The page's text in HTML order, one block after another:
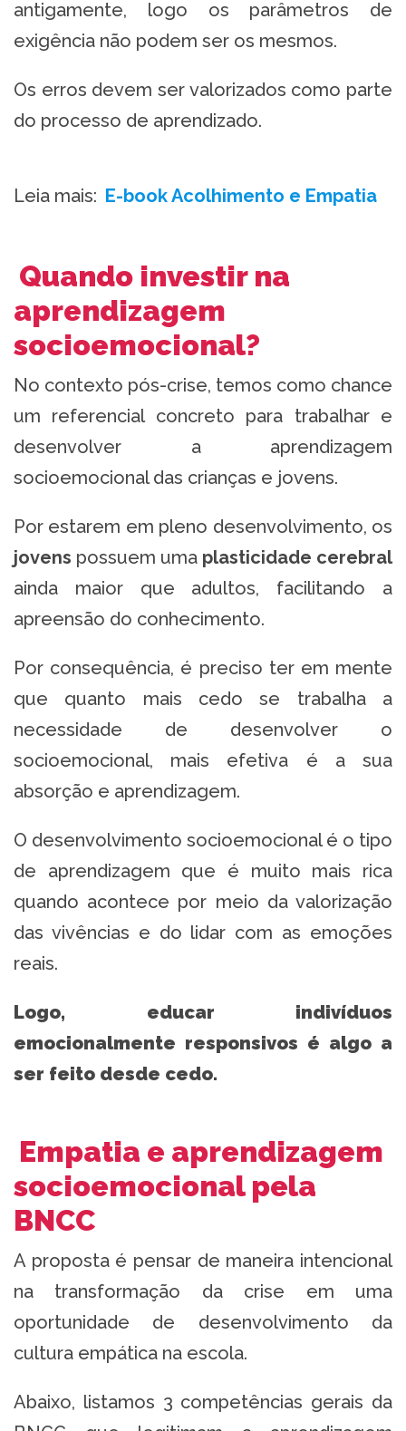
antigamente, logo os parâmetros de
exigência não podem ser os mesmos.
Os erros devem ser valorizados como parte
do processo de aprendizado.
Leia mais: E-book Acolhimento e Empatia
Quando investir na
aprendizagem
socioemocional?
No contexto pós-crise, temos como chance
um referencial concreto para trabalhar e
desenvolver a aprendizagem
socioemocional das crianças e jovens.
Por estarem em pleno desenvolvimento, os
jovens possuem uma plasticidade cerebral
ainda maior que adultos, facilitando a
apreensão do conhecimento.
Por consequência, é preciso ter em mente
que quanto mais cedo se trabalha a
necessidade de desenvolver o
socioemocional, mais efetiva é a sua
absorção e aprendizagem.
O desenvolvimento socioemocional é o tipo
de aprendizagem que é muito mais rica
quando acontece por meio da valorização
das vivências e do lidar com as emoções
reais.
Logo, educar indivíduos
emocionalmente responsivos é algo a
ser feito desde cedo.
Empatia e aprendizagem
socioemocional pela
BNCC
A proposta é pensar de maneira intencional
na transformação da crise em uma
oportunidade de desenvolvimento da
cultura empática na escola.
Abaixo, listamos 3 competências gerais da